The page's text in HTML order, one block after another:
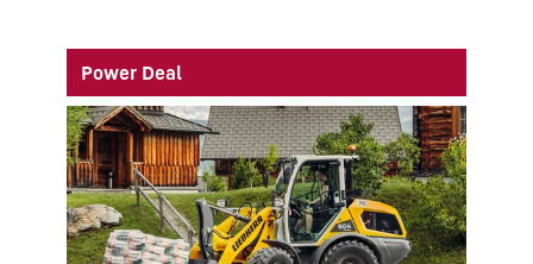
Power Deal